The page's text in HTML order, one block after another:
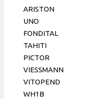
Beretta,
Electrolux,
Ferroli,
Fondital,
148 мм,
ARISTON
UNO
FONDITAL
TAHITI
PICTOR
VIESSMANN
VITOPEND
WH1B